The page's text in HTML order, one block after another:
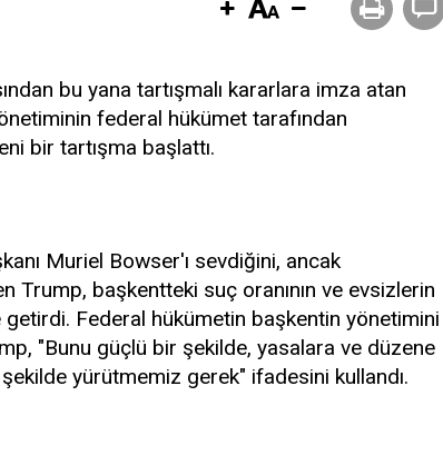
bu yana tartışmalı kararlara imza atan
federal hükümet tarafından
bir tartışma başlattı.
Muriel Bowser'ı sevdiğini, ancak
Trump, başkentteki suç oranının ve evsizlerin
getirdi. Federal hükümetin başkentin yönetimini
"Bunu güçlü bir şekilde, yasalara ve düzene
yürütmemiz gerek" ifadesini kullandı.